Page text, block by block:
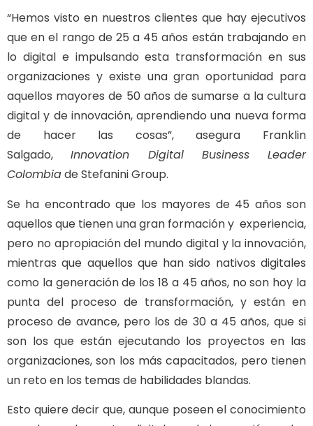
“Hemos visto en nuestros clientes que hay ejecutivos
que en el rango de 25 a 45 años están trabajando en
lo digital e impulsando esta transformación en sus
organizaciones y existe una gran oportunidad para
aquellos mayores de 50 años de sumarse a la cultura
digital y de innovación, aprendiendo una nueva forma
de hacer las cosas”, asegura Franklin
Salgado,Innovation Digital Business Leader
Colombiade Stefanini Group.
Se ha encontrado que los mayores de 45 años son
aquellos que tienen una gran formación y experiencia,
pero no apropiación del mundo digital y la innovación,
mientras que aquellos que han sido nativos digitales
como la generación de los 18 a 45 años, no son hoy la
punta del proceso de transformación, y están en
proceso de avance, pero los de 30 a 45 años, que si
son los que están ejecutando los proyectos en las
organizaciones, son los más capacitados, pero tienen
un reto en los temas de habilidades blandas.
Esto quiere decir que, aunque poseen el conocimiento